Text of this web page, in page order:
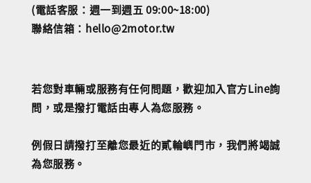
(電話客服：週一到週五 09:00~18:00)
聯絡信箱：hello@2motor.tw
若您對車輛或服務有任何問題，歡迎加入官方Line詢
問，或是撥打電話由專人為您服務。
例假日請撥打至離您最近的貳輪嶼門市，我們將竭誠
為您服務。